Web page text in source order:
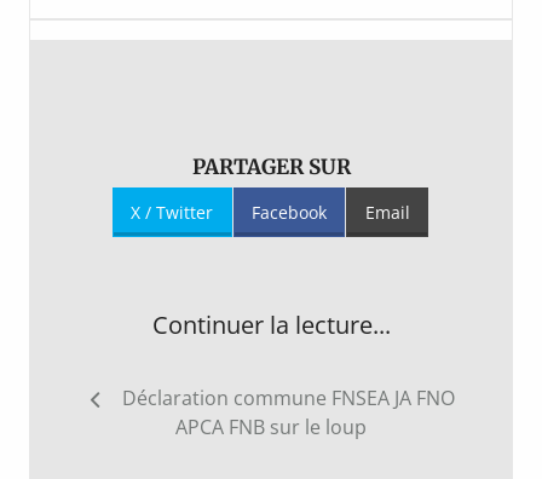
PARTAGER SUR
X / Twitter Facebook Email
Continuer la lecture...
Navigation
Déclaration commune FNSEA JA FNO
APCA FNB sur le loup